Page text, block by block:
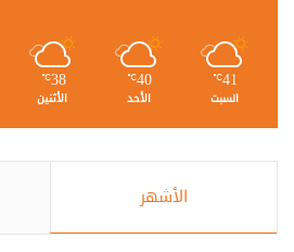
41
℃
السبت
40
℃
الأحد
38
℃
الأثنين
الأشهر